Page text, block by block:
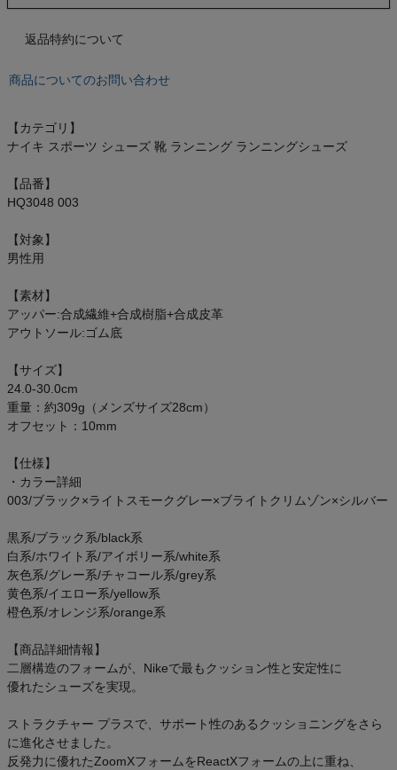
インフィット INFIT
サックス SAXX
スポーツマリオTOP
ベースボールマリオ（野球商品）
お気に入り
ご利用ガイド
クーポン一覧
商品レビュー
アウトレットセール
スタッフコーディネート
スタッフブログ
返品特約について
商品についてのお問い合わせ
【カテゴリ】
ナイキ スポーツ シューズ 靴 ランニング ランニングシューズ
【品番】
HQ3048 003
【対象】
男性用
【素材】
アッパー:合成繊維+合成樹脂+合成皮革
アウトソール:ゴム底
【サイズ】
24.0-30.0cm
重量：約309g（メンズサイズ28cm）
オフセット：10mm
【仕様】
・カラー詳細
003/ブラック×ライトスモークグレー×ブライトクリムゾン×シルバー
黒系/ブラック系/black系
白系/ホワイト系/アイボリー系/white系
灰色系/グレー系/チャコール系/grey系
黄色系/イエロー系/yellow系
橙色系/オレンジ系/orange系
【商品詳細情報】
二層構造のフォームが、Nikeで最もクッション性と安定性に
優れたシューズを実現。
ストラクチャー プラスで、サポート性のあるクッショニングをさら
に進化させました。
反発力に優れたZoomXフォームをReactXフォームの上に重ね、